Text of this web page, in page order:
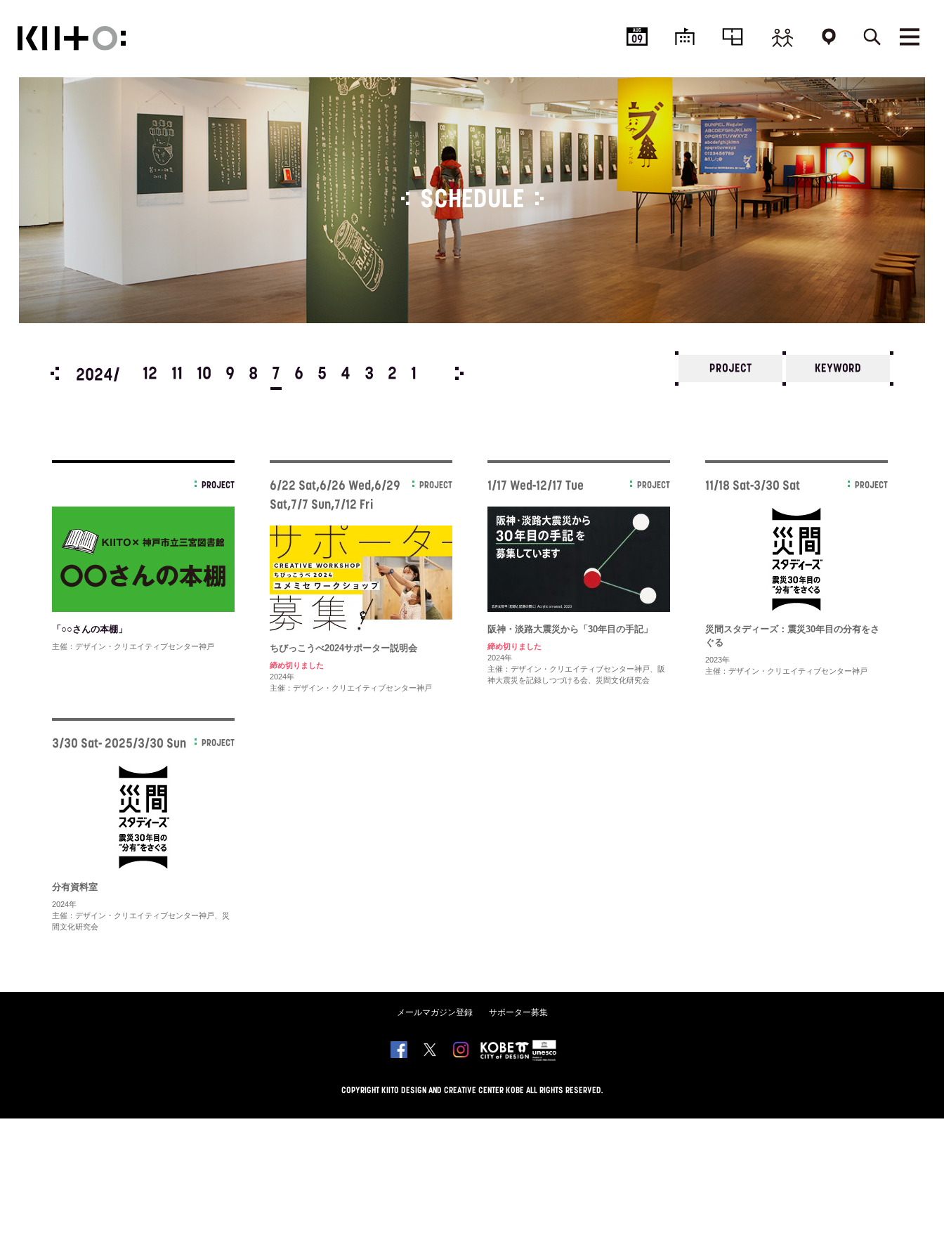
AUG
09
SCHEDULE
1 2024/ 12 11 10 9 8 7 6 5 4 3 2 1 2023/ 4 3 2 2022/
PROJECT KEYWORD
PROJECT
「○○さんの本棚」
主催：デザイン・クリエイティブセンター神戸
6/22 Sat,6/26 Wed,6/29
Sat,7/7 Sun,7/12 Fri
PROJECT
ちびっこうべ2024サポーター説明会
締め切りました
2024年
主催：デザイン・クリエイティブセンター神戸
1/17 Wed-12/17 Tue PROJECT
阪神・淡路大震災から「30年目の手記」
締め切りました
2024年
主催：デザイン・クリエイティブセンター神戸、阪
神大震災を記録しつづける会、災間文化研究会
11/18 Sat-3/30 Sat PROJECT
災間スタディーズ：震災30年目の分有をさ
ぐる
2023年
主催：デザイン・クリエイティブセンター神戸
3/30 Sat- 2025/3/30 Sun PROJECT
分有資料室
2024年
主催：デザイン・クリエイティブセンター神戸、災
間文化研究会
メールマガジン登録 サポーター募集
COPYRIGHT KIITO DESIGN AND CREATIVE CENTER KOBE ALL RIGHTS RESERVED.